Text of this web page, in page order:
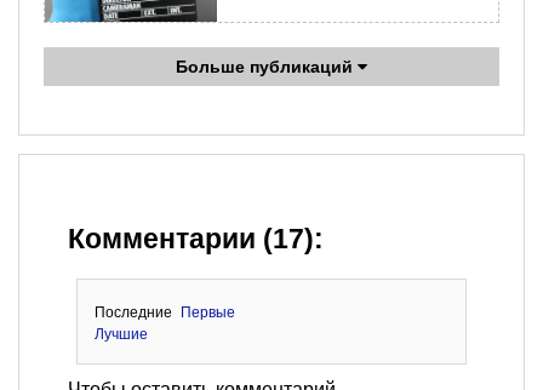
Больше публикаций
Комментарии (17):
Последние
Первые
Лучшие